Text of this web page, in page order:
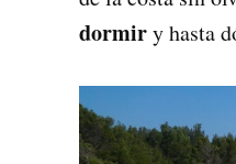
dormiry hasta